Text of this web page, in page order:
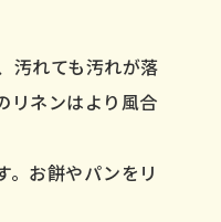
汚れても汚れが落
リネンはより風合
。お餅やパンをリ